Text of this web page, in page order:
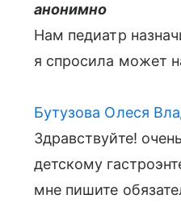
анонимно
Нам педиатр
я спросила может
Бутузова Олеся
Здравствуйте!
детскому
мне пишите